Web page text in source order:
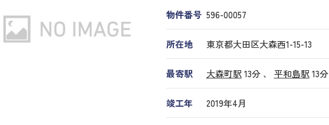
物件番号 596​-​00057
所在地 東京都大田区大森西1-15-13
最寄駅 大森町駅 13分 、 平和島駅 13分
竣工年 2019年4月